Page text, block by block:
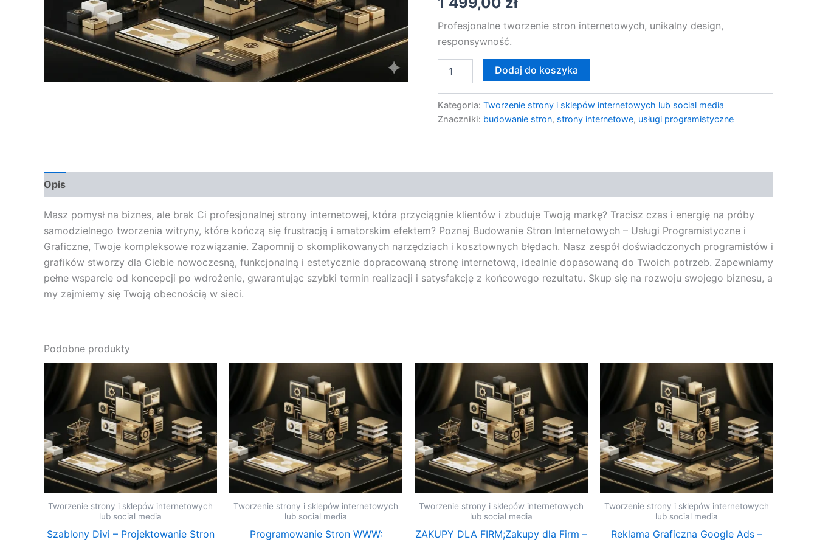
Profesjonalne tworzenie stron internetowych, unikalny design,
responsywność.
Dodaj do koszyka
Kategoria: Tworzenie strony i sklepów internetowych lub social media
Znaczniki: budowanie stron, strony internetowe, usługi programistyczne
Opis
Masz pomysł na biznes, ale brak Ci profesjonalnej strony internetowej, która przyciągnie klientów i zbuduje Twoją markę? Tracisz czas i energię na próby
samodzielnego tworzenia witryny, które kończą się frustracją i amatorskim efektem? Poznaj Budowanie Stron Internetowych – Usługi Programistyczne i
Graficzne, Twoje kompleksowe rozwiązanie. Zapomnij o skomplikowanych narzędziach i kosztownych błędach. Nasz zespół doświadczonych programistów i
grafików stworzy dla Ciebie nowoczesną, funkcjonalną i estetycznie dopracowaną stronę internetową, idealnie dopasowaną do Twoich potrzeb. Zapewniamy
pełne wsparcie od koncepcji po wdrożenie, gwarantując szybki termin realizacji i satysfakcję z końcowego rezultatu. Skup się na rozwoju swojego biznesu, a
my zajmiemy się Twoją obecnością w sieci.
Podobne produkty
Tworzenie strony i sklepów internetowych
lub social media
Szablony Divi – Projektowanie Stron
Tworzenie strony i sklepów internetowych
lub social media
Programowanie Stron WWW:
Tworzenie strony i sklepów internetowych
lub social media
ZAKUPY DLA FIRM;Zakupy dla Firm –
Tworzenie strony i sklepów internetowych
lub social media
Reklama Graficzna Google Ads –